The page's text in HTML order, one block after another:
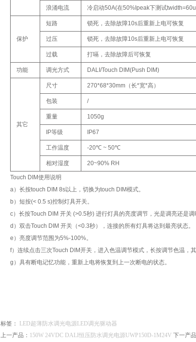
浪涌电流 冷启动50A(在50%Ipeak下测试
保护
短路 锁死，去除故障10s后重新上电可恢复
过压 锁死，去除故障10s后重新上电可恢复
过载 打嗝，去除故障后可恢复
功能 调光方式 DALI/Touch DIM(Push DIM)
其它
尺寸 270*68*30mm（长*宽*高）
包装 /
重量 1050g
IP等级 IP67
工作温度 -20℃ ~ 50℃
相对湿度 20~90% RH
Touch DIM使用说明
a）长按touch DIM 8s以上，切换为touch DIM模式。
b）短按(< 0.5 s)控制灯具开关。
c）长按Touch DIM 开关 (>0.5秒) 进行灯具的亮度调节，光是调亮还是调
d）双击Touch DIM 开关（<0.3秒），连接的所有灯具将达到最亮状态。
e）亮度调节范围为5%-100%。
f）连续点击三次Touch DIM开关，进入色温调节模式，长按调节色温，
g）具有断电记忆功能，重新上电将恢复到上一次断电的状态。
标签： LED超薄防水调光电源 LED调光驱动器
上一产品： 150W 24VDC DALI恒压防水调光电源UWP150D-1M24V 下一产品